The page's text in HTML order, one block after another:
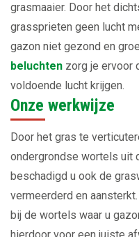
grasmaaier. Door het
grassprieten geen lucht
gazon niet gezond en
beluchten zorg je ervoor
voldoende lucht krijgen.
Onze werkwijze
Door het gras te
ondergrondse wortels uit
beschadigd u ook de
vermeerderd en
bij de wortels waar u